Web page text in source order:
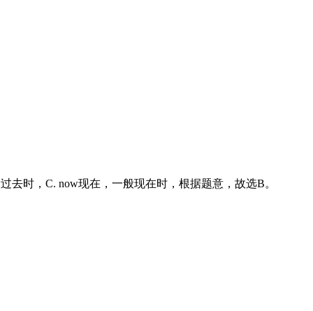
去时， C. now现在，一般现在时，根据题意，故选B。